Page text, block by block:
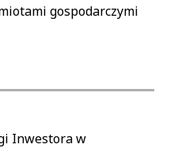
gospodarczymi
Inwestora w